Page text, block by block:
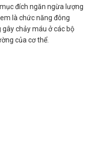
đích ngăn ngừa lượng
là chức năng đông
chảy máu ở các bộ
của cơ thể.